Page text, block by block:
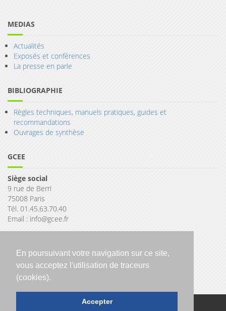
En poursuivant votre navigation sur ce site,
vous acceptez l'utilisation de traceurs
(cookies).
Accepter
MEDIAS
Actualités
Exposés et conférences
La presse en parle
BIBLIOGRAPHIE
Règles techniques, manuels pratiques, guides et
recommandations
Ouvrages de synthèse
GCEE
Siège social
9 rue de Berri
75008 Paris
Tél. 01.45.63.70.40
Email : info@gcee.fr